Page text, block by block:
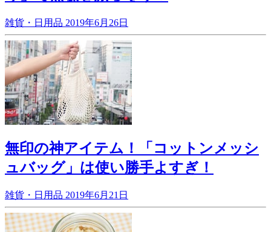
雑貨・日用品 2019年6月26日
無印の神アイテム！「コットンメッシ
ュバッグ」は使い勝手よすぎ！
雑貨・日用品 2019年6月21日